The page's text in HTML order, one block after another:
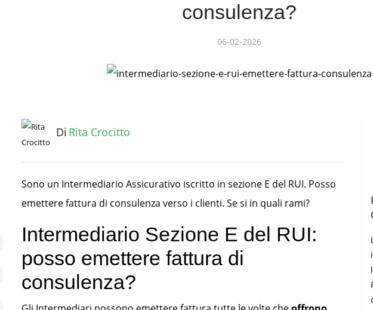
consulenza?
06-02-2026
Di Rita Crocitto
Sono un Intermediario Assicurativo iscritto in sezione E del RUI. Posso
emettere fattura di consulenza verso i clienti. Se si in quali rami?
Intermediario Sezione E del RUI:
posso emettere fattura di
consulenza?